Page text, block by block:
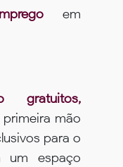
em
gratuitos,
mão
para o
um espaço